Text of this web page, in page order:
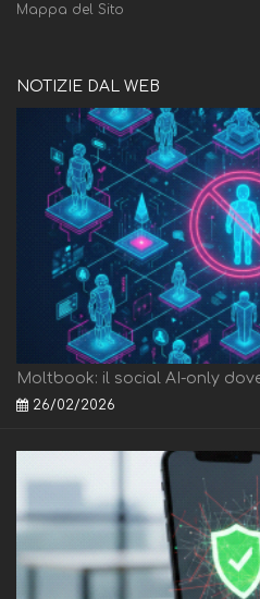
Mappa del Sito
NOTIZIE DAL WEB
Moltbook: il social AI-only
26/02/2026